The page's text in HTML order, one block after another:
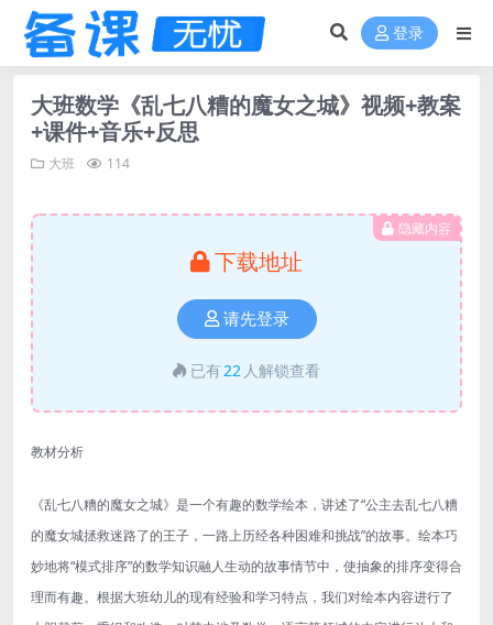
登录
大班数学《乱七八糟的魔女之城》视频+教案
+课件+音乐+反思
大班 114
隐藏内容
下载地址
请先登录
已有22 人解锁查看
教材分析
《乱七八糟的魔女之城》是一个有趣的数学绘本，讲述了“公主去乱七八糟
的魔女城拯救迷路了的王子，一路上历经各种困难和挑战”的故事。绘本巧
妙地将“模式排序”的数学知识融人生动的故事情节中，使抽象的排序变得合
理而有趣。根据大班幼儿的现有经验和学习特点，我们对绘本内容进行了